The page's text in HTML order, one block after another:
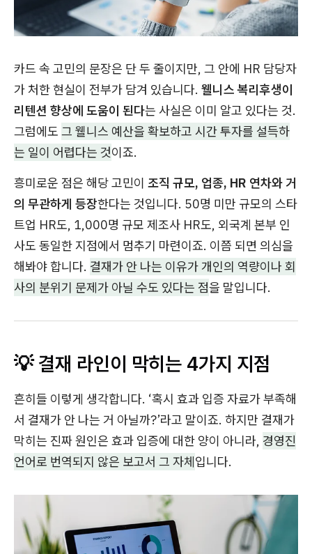
카드 속 고민의 문장은 단 두 줄이지만, 그 안에 HR 담당자
가 처한 현실이 전부가 담겨 있습니다. 웰니스 복리후생이
리텐션 향상에 도움이 된다는 사실은 이미 알고 있다는 것.
그럼에도 그 웰니스 예산을 확보하고 시간 투자를 설득하
는 일이 어렵다는 것이죠.
흥미로운 점은 해당 고민이 조직 규모, 업종, HR 연차와 거
의 무관하게 등장한다는 것입니다. 50명 미만 규모의 스타
트업 HR도, 1,000명 규모 제조사 HR도, 외국계 본부 인
사도 동일한 지점에서 멈추기 마련이죠. 이쯤 되면 의심을
해봐야 합니다. 결재가 안 나는 이유가 개인의 역량이나 회
사의 분위기 문제가 아닐 수도 있다는 점을 말입니다.
💡 결재 라인이 막히는 4가지 지점
흔히들 이렇게 생각합니다. ‘혹시 효과 입증 자료가 부족해
서 결재가 안 나는 거 아닐까?’라고 말이죠. 하지만 결재가
막히는 진짜 원인은 효과 입증에 대한 양이 아니라, 경영진
언어로 번역되지 않은 보고서 그 자체입니다.